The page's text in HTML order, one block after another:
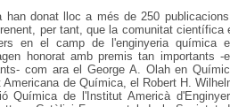
han donat lloc a més de 250
per tant, que la comunitat científica
en el camp de l'enginyeria química
honorat amb premis tan importants -
com ara el George A. Olah en
de Química, el Robert H.
Química de l'Institut Americà